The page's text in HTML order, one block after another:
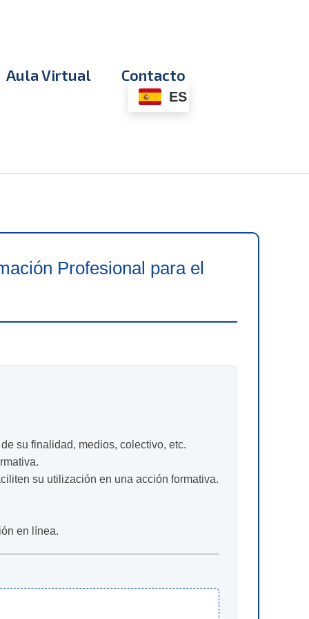
Aula Virtual
Contacto
ES
Profesional para el
su finalidad, medios, colectivo, etc.
su utilización en una acción formativa.
en línea.